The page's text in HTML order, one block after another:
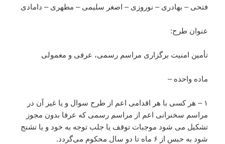
فتحی – بهادری – نوروزی – اصغر سلیمی – مطهری – دامادی
عنوان طرح:
تأمین امنیت برگزاری مراسم رسمی، عرفی و معمولی
ماده واحده –
۱ – هر کسی با هر اقدامی اعم از طرح سوال و یا غیر آن در
مراسم سخنرانی اعم از مراسم رسمی که عرفا بدون مجوز
تشکیل می شود موجبات توقف یا جلب توجه به خود و یا تشنج
شود به حبس از ۶ ماه تا دو سال محکوم می‌‌گردد.